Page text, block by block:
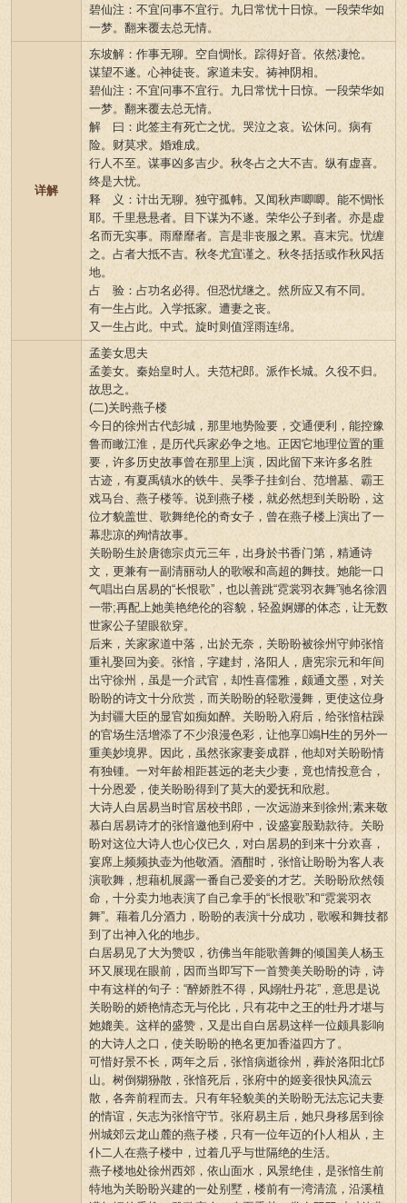
碧仙注：不宜问事不宜行。九日常忧十日惊。一段荣华如
一梦。翻来覆去总无情。
详解
东坡解：作事无聊。空自惆怅。踪得好音。依然凄怆。
谋望不遂。心神徒丧。家道未安。祷神阴相。
碧仙注：不宜问事不宜行。九日常忧十日惊。一段荣华如
一梦。翻来覆去总无情。
解 曰：此签主有死亡之忧。哭泣之哀。讼休问。病有
险。财莫求。婚难成。
行人不至。谋事凶多吉少。秋冬占之大不吉。纵有虚喜。
终是大忧。
释 义：计出无聊。独守孤帏。又闻秋声唧唧。能不惆怅
耶。千里悬悬者。目下谋为不遂。荣华公子到者。亦是虚
名而无实事。雨靡靡者。言是非丧服之累。喜末完。忧缠
之。占者大抵不吉。秋冬尤宜谨之。秋冬括括或作秋风括
地。
占 验：占功名必得。但恐忧继之。然所应又有不同。
有一生占此。入学抵家。遭妻之丧。
又一生占此。中式。旋时则值淫雨连绵。
孟姜女思夫
孟姜女。秦始皇时人。夫范杞郎。派作长城。久役不归。
故思之。
(二)关盻燕子楼
今日的徐州古代彭城，那里地势险要，交通便利，能控豫
鲁而瞰江淮，是历代兵家必争之地。正因它地理位置的重
要，许多历史故事曾在那里上演，因此留下来许多名胜
古迹，有夏禹镇水的铁牛、吴季子挂剑台、范增墓、霸王
戏马台、燕子楼等。说到燕子楼，就必然想到关盼盼，这
位才貌盖世、歌舞绝伦的奇女子，曾在燕子楼上演出了一
幕悲凉的殉情故事。
关盼盼生於唐德宗贞元三年，出身於书香门第，精通诗
文，更兼有一副清丽动人的歌喉和高超的舞技。她能一口
气唱出白居易的“长恨歌”，也以善跳“霓裳羽衣舞”驰名徐泗
一带;再配上她美艳绝伦的容貌，轻盈婀娜的体态，让无数
世家公子望眼欲穿。
后来，关家家道中落，出於无奈，关盼盼被徐州守帅张愔
重礼娶回为妾。张愔，字建封，洛阳人，唐宪宗元和年间
出守徐州，虽是一介武官，却性喜儒雅，颇通文墨，对关
盼盼的诗文十分欣赏，而关盼盼的轻歌漫舞，更使这位身
为封疆大臣的显官如痴如醉。关盼盼入府后，给张愔枯躁
的官场生活增添了不少浪漫色彩，让他享鴗H生的另外一
重美妙境界。因此，虽然张家妻妾成群，他却对关盼盼情
有独锺。一对年龄相距甚远的老夫少妻，竟也情投意合，
十分恩爱，使关盼盼得到了莫大的爱抚和欣慰。
大诗人白居易当时官居校书郎，一次远游来到徐州;素来敬
慕白居易诗才的张愔邀他到府中，设盛宴殷勤款待。关盼
盼对这位大诗人也心仪已久，对白居易的到来十分欢喜，
宴席上频频执壶为他敬酒。酒酣时，张愔让盼盼为客人表
演歌舞，想藉机展露一番自己爱妾的才艺。关盼盼欣然领
命，十分卖力地表演了自己拿手的“长恨歌”和“霓裳羽衣
舞”。藉着几分酒力，盼盼的表演十分成功，歌喉和舞技都
到了出神入化的地步。
白居易见了大为赞叹，彷佛当年能歌善舞的倾国美人杨玉
环又展现在眼前，因而当即写下一首赞美关盼盼的诗，诗
中有这样的句子：“醉娇胜不得，风嫋牡丹花”，意思是说
关盼盼的娇艳情态无与伦比，只有花中之王的牡丹才堪与
她媲美。这样的盛赞，又是出自白居易这样一位颇具影响
的大诗人之口，使关盼盼的艳名更加香溢四方了。
可惜好景不长，两年之后，张愔病逝徐州，葬於洛阳北邙
山。树倒猢狲散，张愔死后，张府中的姬妾很快风流云
散，各奔前程而去。只有年轻貌美的关盼盼无法忘记夫妻
的情谊，矢志为张愔守节。张府易主后，她只身移居到徐
州城郊云龙山麓的燕子楼，只有一位年迈的仆人相从，主
仆二人在燕子楼中，过着几乎与世隔绝的生活。
燕子楼地处徐州西郊，依山面水，风景绝佳，是张愔生前
特地为关盼盼兴建的一处别墅，楼前有一湾清流，沿溪植